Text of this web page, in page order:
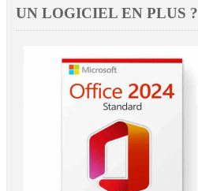
UN LOGICIEL EN PLUS ?